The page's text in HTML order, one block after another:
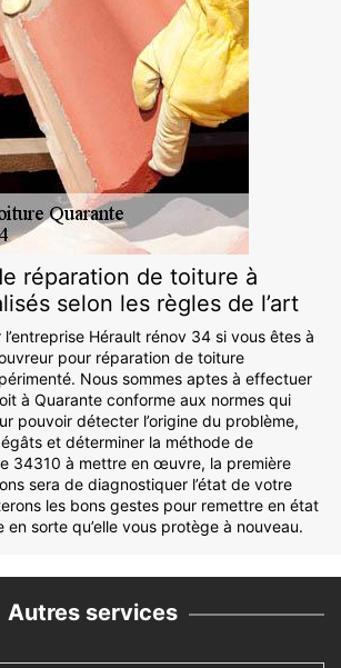
réparation de toiture à
selon les règles de l’art
Hérault rénov 34 si vous êtes à
pour réparation de toiture
Nous sommes aptes à effectuer
à Quarante conforme aux normes qui
pouvoir détecter l’origine du problème,
et déterminer la méthode de
34310 à mettre en œuvre, la première
sera de diagnostiquer l’état de votre
les bons gestes pour remettre en état
sorte qu’elle vous protège à nouveau.
Autres services